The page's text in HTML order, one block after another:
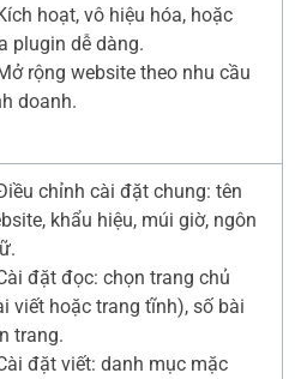
hoạt, vô hiệu hóa, hoặc
plugin dễ dàng.
rộng website theo nhu cầu
doanh.
chỉnh cài đặt chung: tên
khẩu hiệu, múi giờ, ngôn
đặt đọc: chọn trang chủ
viết hoặc trang tĩnh), số bài
trang.
đặt viết: danh mục mặc